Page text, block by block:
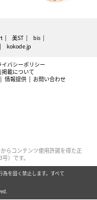
美ST
bis
kokode.jp
イバシーポリシー
掲載について
情報提供 お問い合わせ
らコンテンツ使用許諾を得た正
）です。
を固く禁止します。すべて